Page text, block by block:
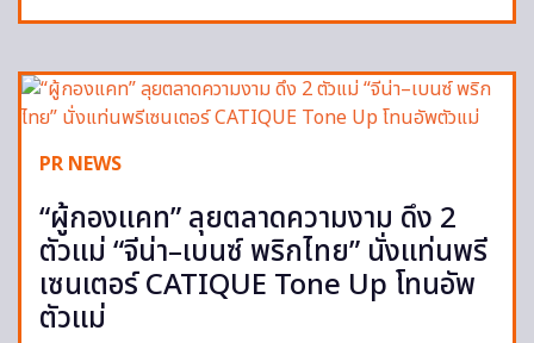
PR NEWS
“ผู้กองแคท” ลุยตลาดความงาม ดึง 2
ตัวแม่ “จีน่า–เบนซ์ พริกไทย” นั่งแท่นพรี
เซนเตอร์ CATIQUE Tone Up โทนอัพ
ตัวแม่